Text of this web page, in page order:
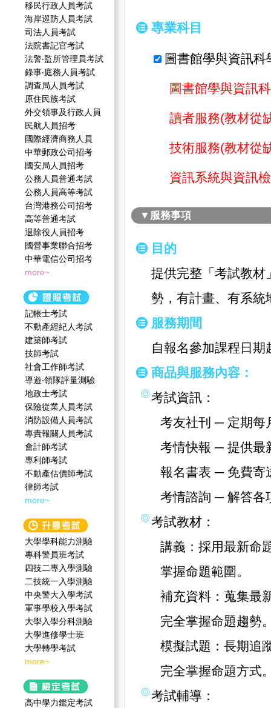
移民行政人員考試
海岸巡防人員考試
司法人員考試
法院書記官考試
法警‧監所管理員考試
錄事‧庭務人員考試
調查局人員考試
原住民族考試
外交領事及行政人員
民航人員招考
國際經濟商務人員
中華郵政公司招考
國安局人員招考
公務人員普通考試
公務人員高等考試
台灣港務公司招考
高等普通考試
退除役人員招考
國營事業聯合招考
中華電信公司招考
more~
記帳士考試
不動產經紀人考試
建築師考試
技師考試
社會工作師‍考試
導遊‧領隊評量測驗
地政士考試
保險從業人員考試
消防設備人員考試
專責報關人員考試
會計師考試
專利師考試
不動產估價師考試
律師考試
more~
大學學科能力測驗
專科警員班考試
四技二專入學測驗
二技統一入學測驗
中央警大入學考試
軍事學校入學考試
大學入學分科測驗
大學進修學士班
大學轉學考試
more~
高中學力鑑定考試
專業科目
圖書館學與資訊
圖書館學與資訊科
讀者服務(教材從
技術服務(教材從
資訊系統與資訊檢
▼服務事項
目的
提供完整「考試教材
勢，有計畫、有系統
服務期間
自報名參加課程日
商品與服務內容：
考試資訊：
考友社刊 ─ 定期每
考情快報 ─ 提供最
報名書表 ─ 免費寄
考情諮詢 ─ 解答各
考試教材：
講義：採用最新命
掌握命題範圍。
補充資料：蒐集最
完全掌握命題趨勢
模擬試題：長期追
完全掌握命題方式
考試輔導：